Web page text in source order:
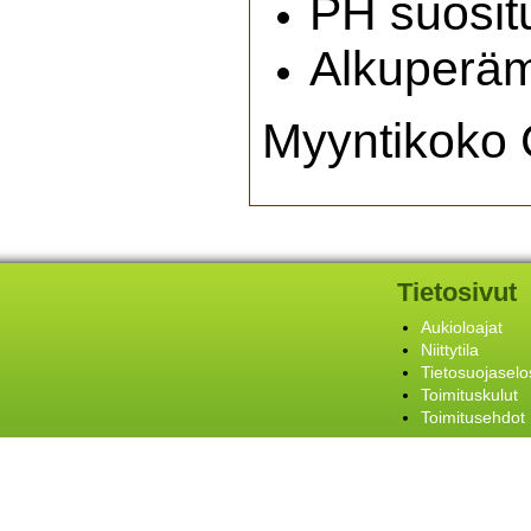
PH
Myyntikoko
Tietosivut
Aukioloajat
Niittytila
Toimituskulut
Toimitusehdot